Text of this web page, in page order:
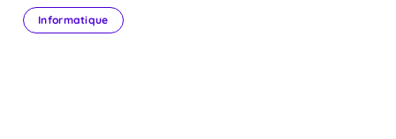
Informatique